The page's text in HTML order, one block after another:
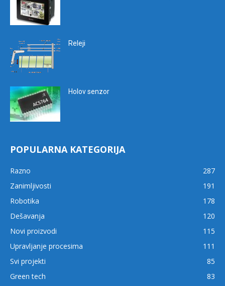
Releji
Holov senzor
POPULARNA KATEGORIJA
Razno
287
Zanimljivosti
191
Robotika
178
Dešavanja
120
Novi proizvodi
115
Upravljanje procesima
111
Svi projekti
85
Green tech
83